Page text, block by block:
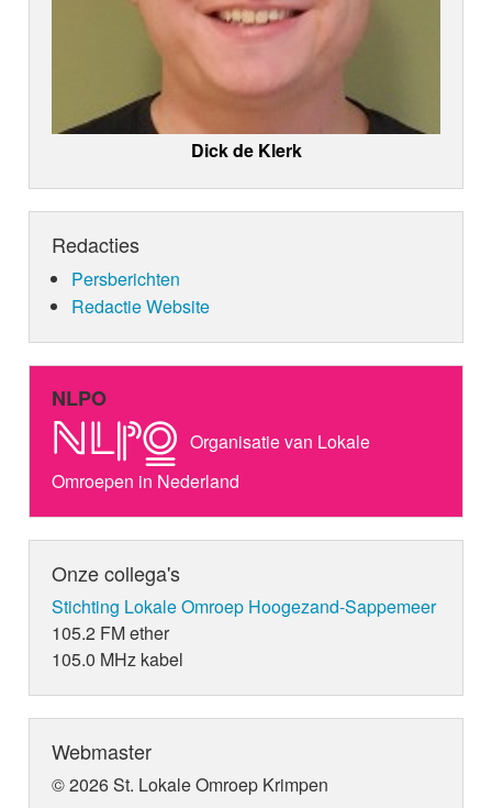
Dick de Klerk
Redacties
Persberichten
Redactie Website
NLPO
Organisatie van Lokale
Omroepen in Nederland
Onze collega's
Stichting Lokale Omroep Hoogezand-Sappemeer
105.2 FM ether
105.0 MHz kabel
Webmaster
© 2026 St. Lokale Omroep Krimpen